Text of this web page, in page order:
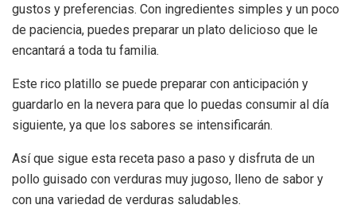
gustos y preferencias. Con ingredientes simples y un poco
de paciencia, puedes preparar un plato delicioso que le
encantará a toda tu familia.
Este rico platillo se puede preparar con anticipación y
guardarlo en la nevera para que lo puedas consumir al día
siguiente, ya que los sabores se intensificarán.
Así que sigue esta receta paso a paso y disfruta de un
pollo guisado con verduras muy jugoso, lleno de sabor y
con una variedad de verduras saludables.